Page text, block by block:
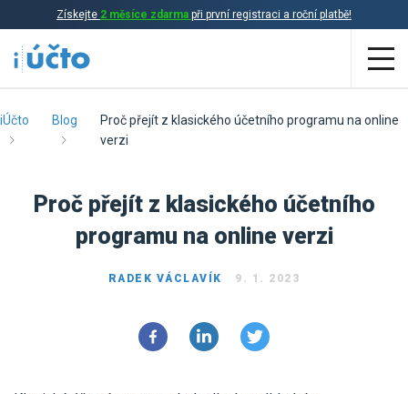
Získejte 2 měsíce zdarma při první registraci a roční platbě!
Aplikace
Daňová evidence
Fakturace
Přehled funkcí
Online daňová evidence
iÚčto Blog
Proč přejít z klasického účetního programu na online
verzi
Proč přejít z klasického účetního
programu na online verzi
RADEK VÁCLAVÍK 9. 1. 2023